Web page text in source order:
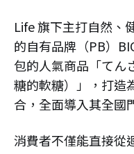
Life 旗下主打自然、
的自有品牌（PB）
包的人氣商品「てん
糖的軟糖）」，打造
合，全面導入其全國
消費者不僅能直接從